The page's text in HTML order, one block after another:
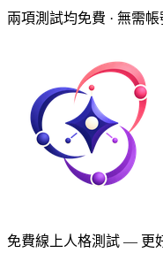
兩項測試均免費 · 無需
免費線上人格測試 — 更